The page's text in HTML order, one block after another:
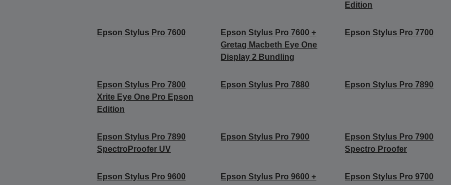
Edition
Epson Stylus Pro 7600
Epson Stylus Pro 7600 +
Gretag Macbeth Eye One
Display 2 Bundling
Epson Stylus Pro 7700
Epson Stylus Pro 7800
Xrite Eye One Pro Epson
Edition
Epson Stylus Pro 7880 Epson Stylus Pro 7890
Epson Stylus Pro 7890
SpectroProofer UV
Epson Stylus Pro 7900
Epson Stylus Pro 7900
Spectro Proofer
Epson Stylus Pro 9600
Epson Stylus Pro 9600 +
Epson Stylus Pro 9700